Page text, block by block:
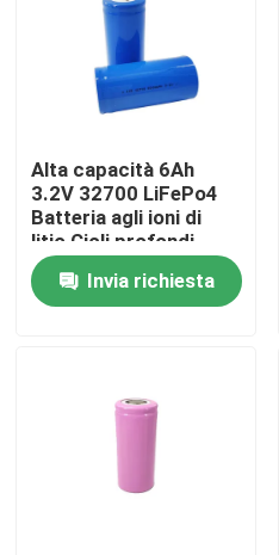
Mostra VR
Chi siamo
Fatory Tour
Controllo di qualità
Alta capacità 6Ah
3.2V 32700 LiFePo4
Batteria agli ioni di
litio Cicli profondi
6000mAh
Invia richiesta